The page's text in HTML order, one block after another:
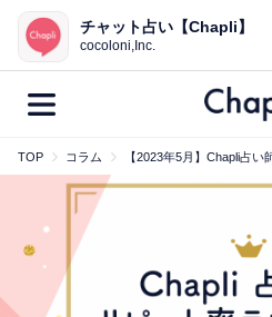
鑑定記事・占
最新記事一覧
人気記事一覧
カテゴリー別
チャット占い【Chapli】
cocoloni,Inc.
TOP コラム 【2023年5月】Chapli占い